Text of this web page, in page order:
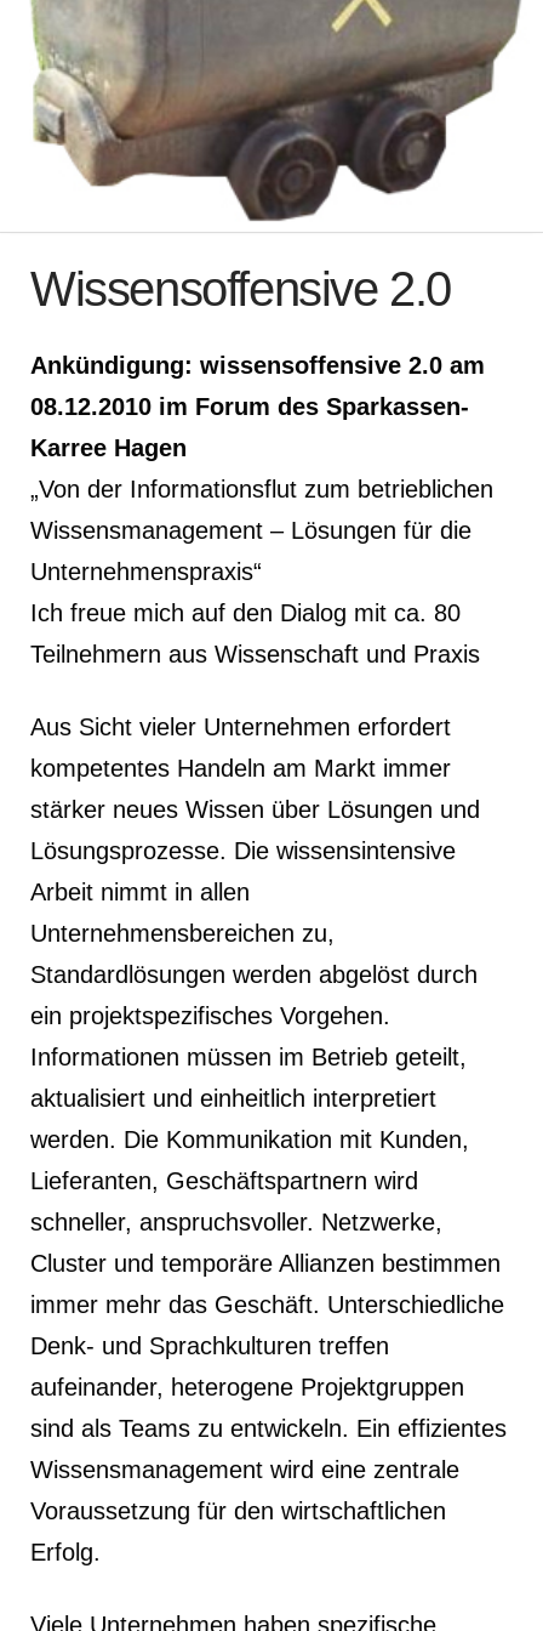
Wissensoffensive 2.0
Ankündigung: wissensoffensive 2.0 am
08.12.2010 im Forum des Sparkassen-
Karree Hagen
„Von der Informationsflut zum betrieblichen
Wissensmanagement – Lösungen für die
Unternehmenspraxis“
Ich freue mich auf den Dialog mit ca. 80
Teilnehmern aus Wissenschaft und Praxis
Aus Sicht vieler Unternehmen erfordert
kompetentes Handeln am Markt immer
stärker neues Wissen über Lösungen und
Lösungsprozesse. Die wissensintensive
Arbeit nimmt in allen
Unternehmensbereichen zu,
Standardlösungen werden abgelöst durch
ein projektspezifisches Vorgehen.
Informationen müssen im Betrieb geteilt,
aktualisiert und einheitlich interpretiert
werden. Die Kommunikation mit Kunden,
Lieferanten, Geschäftspartnern wird
schneller, anspruchsvoller. Netzwerke,
Cluster und temporäre Allianzen bestimmen
immer mehr das Geschäft. Unterschiedliche
Denk- und Sprachkulturen treffen
aufeinander, heterogene Projektgruppen
sind als Teams zu entwickeln. Ein effizientes
Wissensmanagement wird eine zentrale
Voraussetzung für den wirtschaftlichen
Erfolg.
Viele Unternehmen haben spezifische